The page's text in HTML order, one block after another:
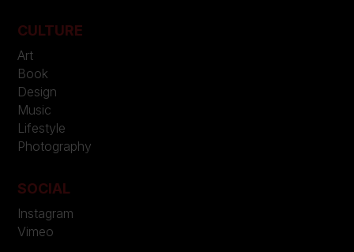
CULTURE
Art
Book
Design
Music
Lifestyle
Photography
SOCIAL
Instagram
Vimeo